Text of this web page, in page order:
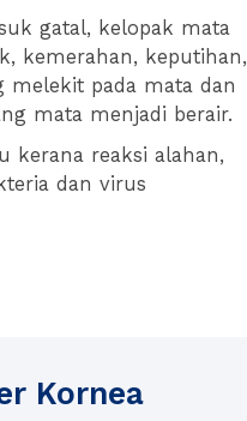
gatal, kelopak mata
kemerahan, keputihan,
melekit pada mata dan
mata menjadi berair.
kerana reaksi alahan,
dan virus
Kornea